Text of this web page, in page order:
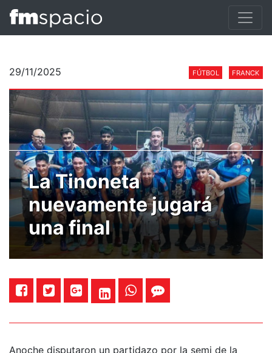
29/11/2025 FÚTBOL FRANCK
La Tinoneta
nuevamente jugará
una final
Anoche disputaron un partidazo por la semi de la